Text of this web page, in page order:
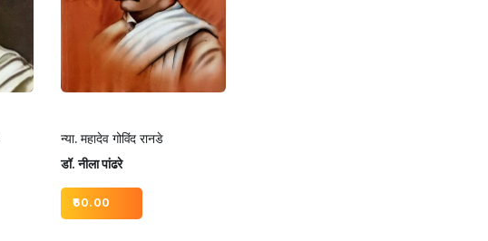
न्या. महादेव गोविंद रानडे
डॉ. नीला पांढरे
60.00